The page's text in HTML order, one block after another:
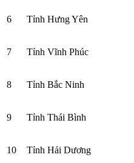
6 Tỉnh Hưng Yên
7 Tỉnh Vĩnh Phúc
8 Tỉnh Bắc Ninh
9 Tỉnh Thái Bình
10 Tỉnh Hải Dương